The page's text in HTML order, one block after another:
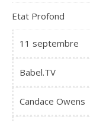
Etat Profond
11 septembre
Babel.TV
Candace Owens